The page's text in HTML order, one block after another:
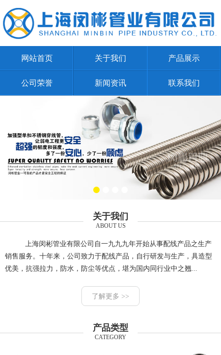
网站首页 关于我们 产品展示
公司荣誉 新闻资讯 联系我们
关于我们
ABOUT US
上海闵彬管业有限公司自一九九九年开始从事配线产品之生产
销售服务。十年来，公司致力于配线产品，自行研发与生产，具造型
优美，抗强拉力，防水，防尘等优点，堪为国内同行业中之翘...
了解更多 >>
产品类型
CATEGORY